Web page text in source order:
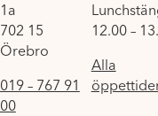
1a
702 15
Örebro
019 – 767 91
00
12.00 –
Alla